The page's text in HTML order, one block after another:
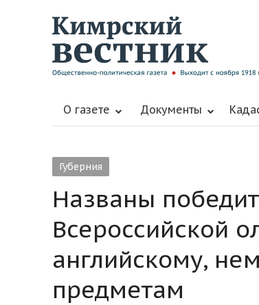
О газете Документы
Губерния
Названы
Всероссийской
английскому,
предметам